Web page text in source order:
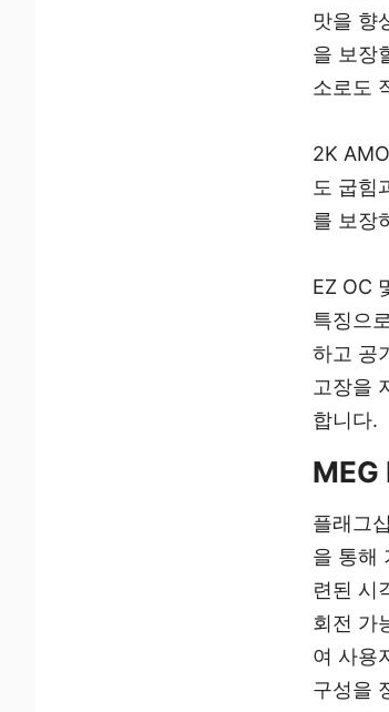
맛을 향
을 보장
소로도
2K
도 굽힘
를 보장
EZ OC
특징으
하고 공
고장을
합니다.
MEG
플래그
을 통해
련된 시
회전 가
여 사용
구성을